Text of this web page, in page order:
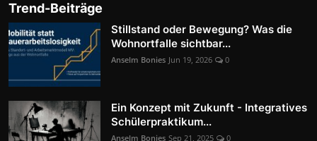
Trend-Beiträge
Stillstand oder Bewegung? Was die
Wohnortfalle sichtbar...
Anselm Bonies Jun 19, 2026 0
Ein Konzept mit Zukunft - Integratives
Schülerpraktikum...
Anselm Bonies Sep 21, 2025 0